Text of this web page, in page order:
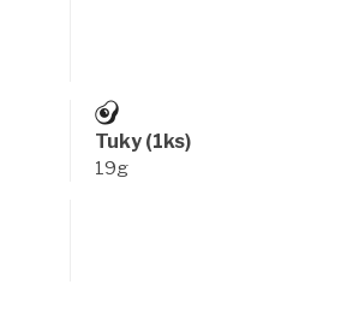
Tuky (1ks)
19g